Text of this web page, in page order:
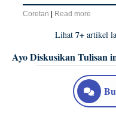
Coretan Read more
Lihat 7+artikel
Ayo Diskusikan Tulisan